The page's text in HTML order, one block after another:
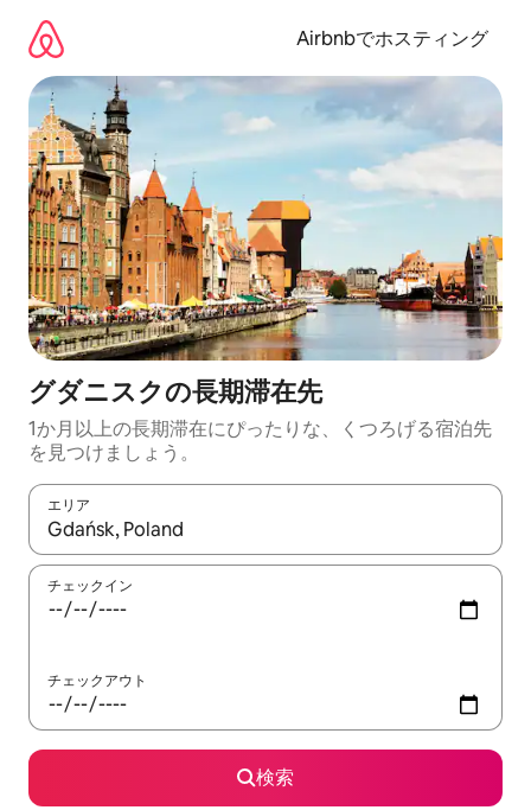
Airbnbでホスティング
グダニスクの長期滞在先
1か月以上の長期滞在にぴったりな、くつろげる宿泊先
を見つけましょう。
エリア
検索結果が表示されたら、上下の矢印キーを使って移動するか
チェックイン
チェックアウト
検索